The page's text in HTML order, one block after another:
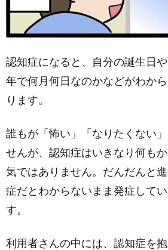
認知症になると、自分の誕生日
年で何月何日なのかなどがわか
ります。
誰もが「怖い」「なりたくない
せんが、認知症はいきなり何も
気ではありません。だんだんと
症だとわからないまま発症して
す。
利用者さんの中には、認知症を